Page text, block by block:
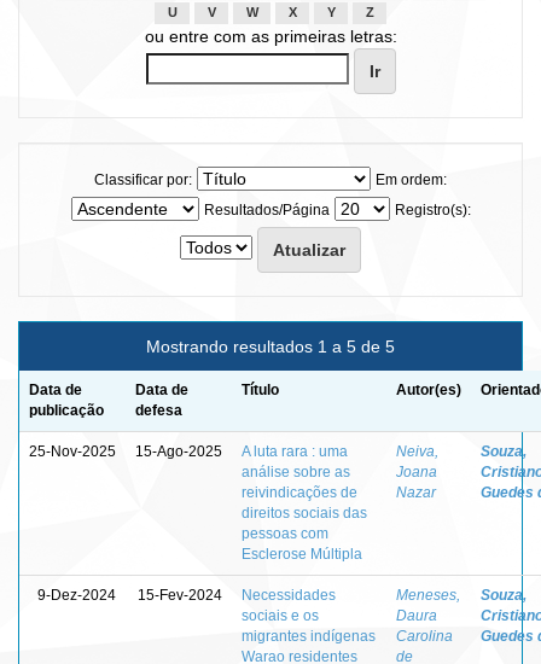
U
V W X Y Z
ou entre com as primeiras letras:
Classificar por:
Em ordem:
Resultados/Página
Registro(s):
Mostrando resultados 1 a 5 de 5
Data de
publicação
Data de
defesa
Título Autor(es)
25-Nov-2025 15-Ago-2025
A luta rara : uma
análise sobre as
reivindicações de
direitos sociais das
pessoas com
Esclerose Múltipla
Neiva,
Joana
Nazar
Souza,
Guedes
9-Dez-2024 15-Fev-2024
Necessidades
sociais e os
migrantes indígenas
Warao residentes
Meneses,
Daura
Carolina
de
Souza,
Guedes